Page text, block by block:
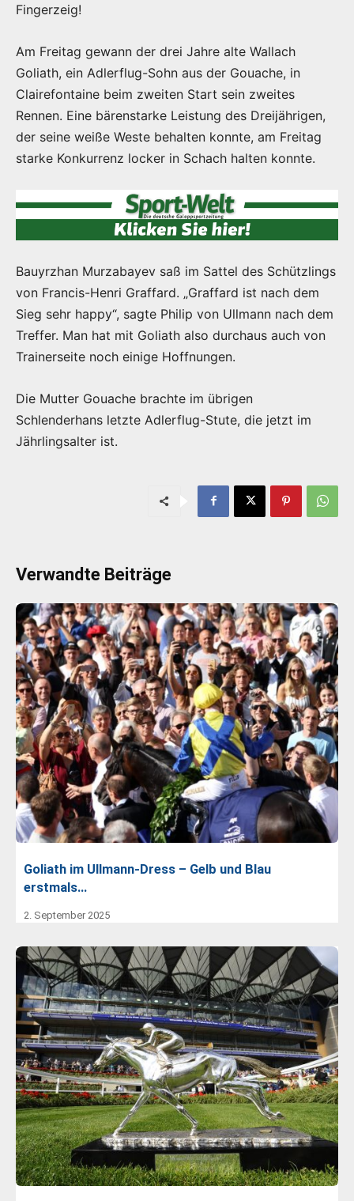
Fingerzeig!
Am Freitag gewann der drei Jahre alte Wallach
Goliath, ein Adlerflug-Sohn aus der Gouache, in
Clairefontaine beim zweiten Start sein zweites
Rennen. Eine bärenstarke Leistung des Dreijährigen,
der seine weiße Weste behalten konnte, am Freitag
starke Konkurrenz locker in Schach halten konnte.
Bauyrzhan Murzabayev saß im Sattel des Schützlings
von Francis-Henri Graffard. „Graffard ist nach dem
Sieg sehr happy“, sagte Philip von Ullmann nach dem
Treffer. Man hat mit Goliath also durchaus auch von
Trainerseite noch einige Hoffnungen.
Die Mutter Gouache brachte im übrigen
Schlenderhans letzte Adlerflug-Stute, die jetzt im
Jährlingsalter ist.
Verwandte Beiträge
Goliath im Ullmann-Dress – Gelb und Blau
erstmals…
2. September 2025